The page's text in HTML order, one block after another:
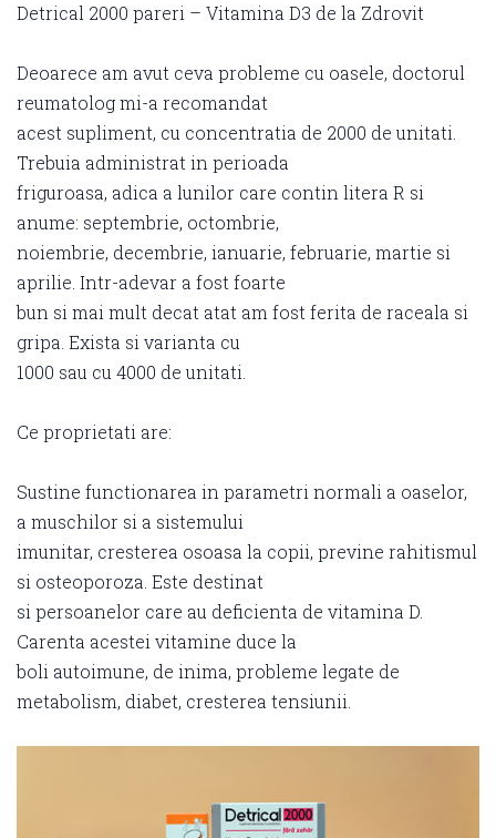
Detrical 2000 pareri – Vitamina D3 de la Zdrovit
Deoarece am avut ceva probleme cu oasele, doctorul
reumatolog mi-a recomandat
acest supliment, cu concentratia de 2000 de unitati.
Trebuia administrat in perioada
friguroasa, adica a lunilor care contin litera R si
anume: septembrie, octombrie,
noiembrie, decembrie, ianuarie, februarie, martie si
aprilie. Intr-adevar a fost foarte
bun si mai mult decat atat am fost ferita de raceala si
gripa. Exista si varianta cu
1000 sau cu 4000 de unitati.
Ce proprietati are:
Sustine functionarea in parametri normali a oaselor,
a muschilor si a sistemului
imunitar, cresterea osoasa la copii, previne rahitismul
si osteoporoza. Este destinat
si persoanelor care au deficienta de vitamina D.
Carenta acestei vitamine duce la
boli autoimune, de inima, probleme legate de
metabolism, diabet, cresterea tensiunii.